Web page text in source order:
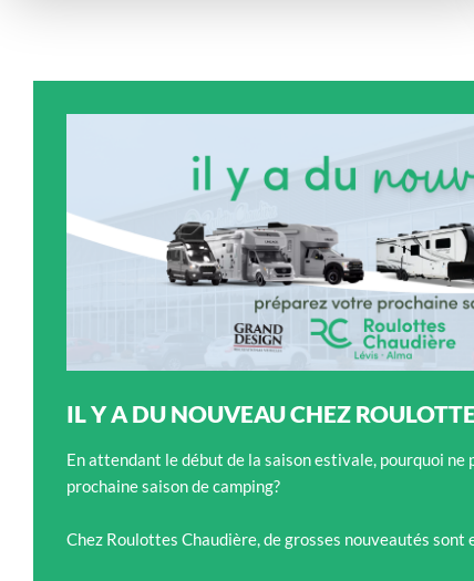
IL Y A DU NOUVEAU CHEZ
En attendant le début de la saison estivale, pourquoi ne
prochaine saison de camping?
Chez Roulottes Chaudière, de grosses nouveautés